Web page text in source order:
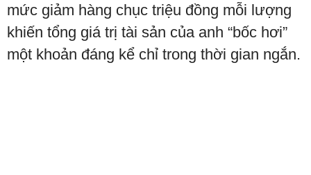
mức giảm hàng chục triệu đồng mỗi lượng
khiến tổng giá trị tài sản của anh “bốc hơi”
một khoản đáng kể chỉ trong thời gian ngắn.